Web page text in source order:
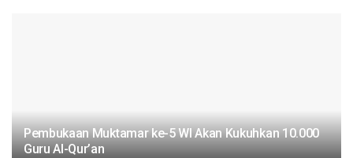
Pembukaan Muktamar ke-5 WI Akan Kukuhkan 10.000
Guru Al-Qur’an